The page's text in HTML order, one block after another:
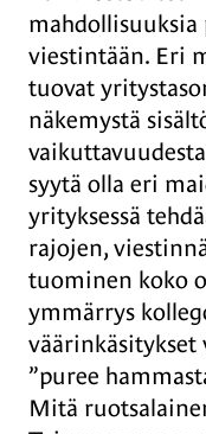
mahdollisuuksia
viestintään. Eri
tuovat
näkemystä
syytä olla eri
yrityksessä
rajojen,
tuominen koko
ymmärrys
väärinkäsitykset
”puree
Mitä